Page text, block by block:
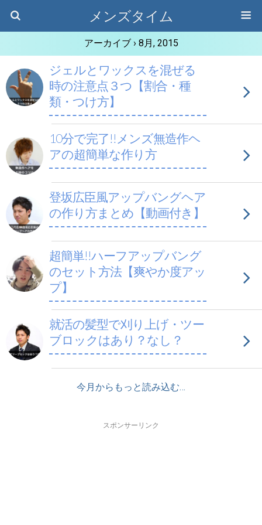
メンズタイム
アーカイブ › 8月, 2015
ジェルとワックスを混ぜる
時の注意点３つ【割合・種
類・つけ方】
10分で完了!!メンズ無造作ヘ
アの超簡単な作り方
登坂広臣風アップバングヘア
の作り方まとめ【動画付き】
超簡単!!ハーフアップバング
のセット方法【爽やか度アッ
プ】
就活の髪型で刈り上げ・ツー
ブロックはあり？なし？
今月からもっと読み込む…
スポンサーリンク